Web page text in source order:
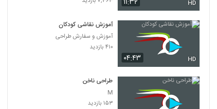
HD
۰۴:۴۳ HD
آموزش نقاشی کودکان
آموزش و سفارش طراحی
۴۱۰ بازدید
طراحی ناخن
M
۱۵۳ بازدید